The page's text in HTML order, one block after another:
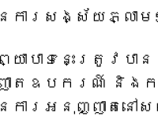
នការសង្ស័យភ្លា
ាបាទនេះត្រូវប
តឧបករណ៍ និងកម្
ការអនុញ្ញាតនៅ